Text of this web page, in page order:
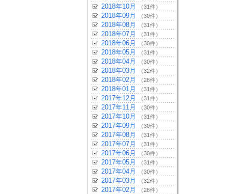
2018年10月 （31件）
2018年09月 （30件）
2018年08月 （31件）
2018年07月 （31件）
2018年06月 （30件）
2018年05月 （31件）
2018年04月 （30件）
2018年03月 （32件）
2018年02月 （28件）
2018年01月 （31件）
2017年12月 （31件）
2017年11月 （30件）
2017年10月 （31件）
2017年09月 （30件）
2017年08月 （31件）
2017年07月 （31件）
2017年06月 （30件）
2017年05月 （31件）
2017年04月 （30件）
2017年03月 （32件）
2017年02月 （28件）